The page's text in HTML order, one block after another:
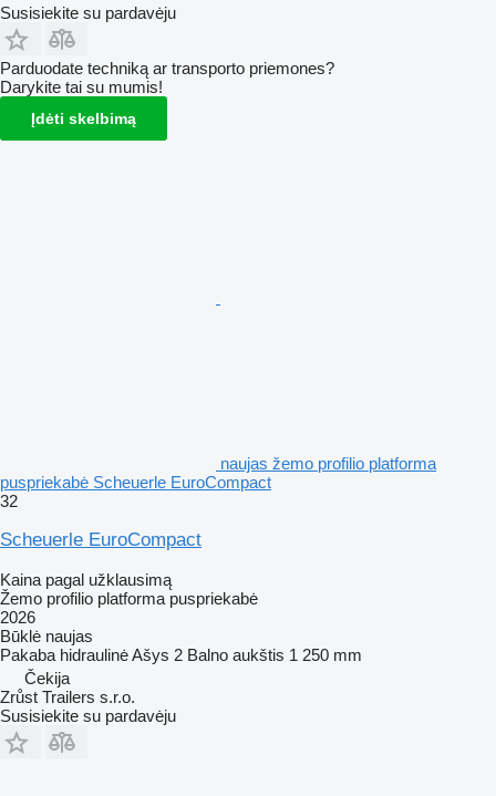
Susisiekite su pardavėju
Parduodate techniką ar transporto priemones?
Darykite tai su mumis!
Įdėti skelbimą
naujas žemo profilio platforma
puspriekabė Scheuerle EuroCompact
32
Scheuerle EuroCompact
Kaina pagal užklausimą
Žemo profilio platforma puspriekabė
2026
Būklė naujas
Pakaba hidraulinėAšys 2 Balno aukštis 1 250 mm
Čekija
Zrůst Trailers s.r.o.
Susisiekite su pardavėju